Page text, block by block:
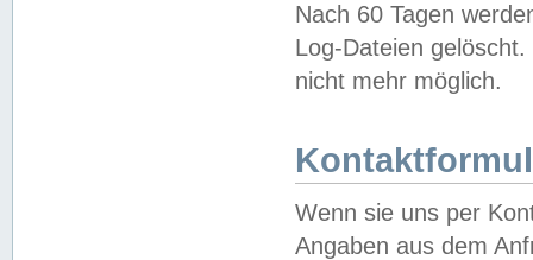
Nach 60 Tagen
Log-Dateien
nicht mehr möglich.
Wenn sie uns per
Angaben aus dem